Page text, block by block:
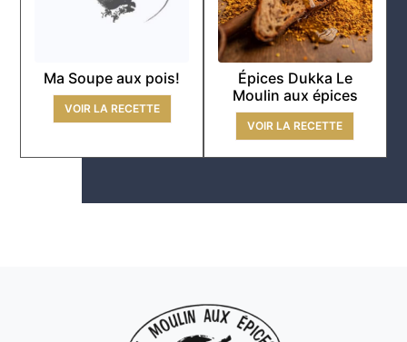
Ma Soupe aux pois!
VOIR LA RECETTE
Épices Dukka Le
Moulin aux épices
VOIR LA RECETTE